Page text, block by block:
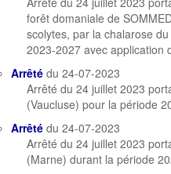
forêt domaniale de
scolytes, par la chalarose
2023-2027 avec application
Arrêté du 24-07-2023
Arrêté du 24 juillet 2023
(Vaucluse) pour la période
Arrêté du 24-07-2023
Arrêté du 24 juillet 2023
(Marne) durant la période